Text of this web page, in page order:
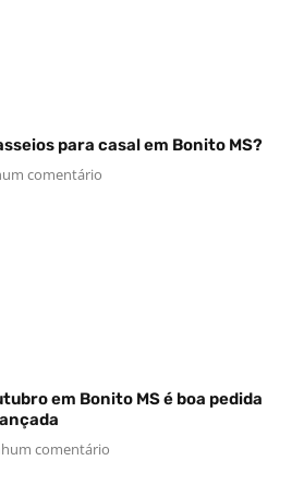
para casal em Bonito MS?
comentário
em Bonito MS é boa pedida
comentário